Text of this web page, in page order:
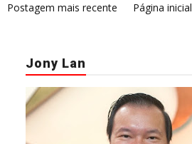
Postagem mais recente Página inicial
Jony Lan